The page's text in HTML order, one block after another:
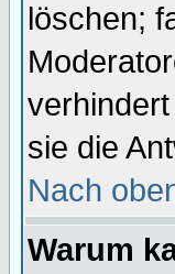
löschen;
sie die
Nach
Warum